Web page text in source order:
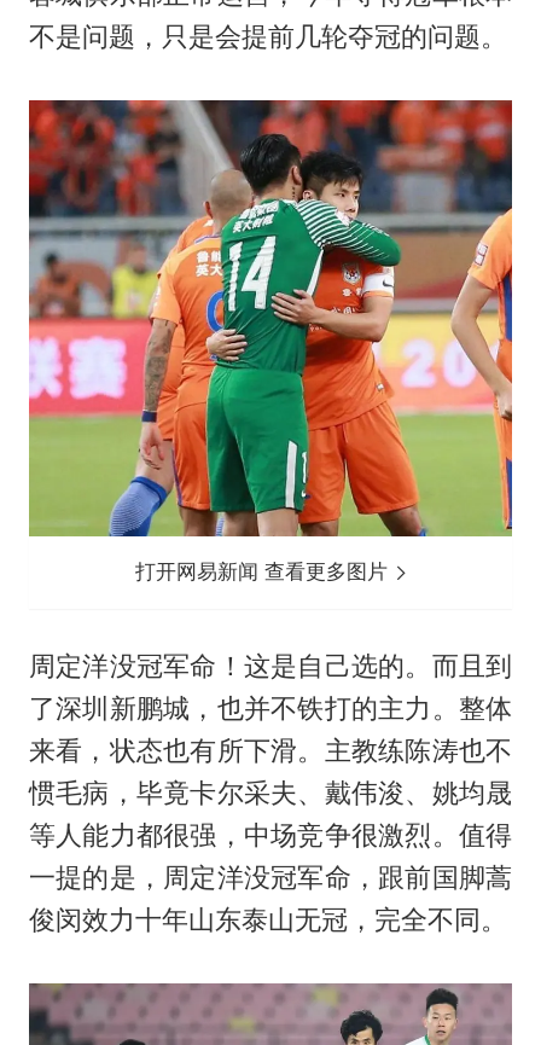
不是问题，只是会提前几轮夺冠的问题。
打开网易新闻 查看更多图片
周定洋没冠军命！这是自己选的。而且到
了深圳新鹏城，也并不铁打的主力。整体
来看，状态也有所下滑。主教练陈涛也不
惯毛病，毕竟卡尔采夫、戴伟浚、姚均晟
等人能力都很强，中场竞争很激烈。值得
一提的是，周定洋没冠军命，跟前国脚蒿
俊闵效力十年山东泰山无冠，完全不同。